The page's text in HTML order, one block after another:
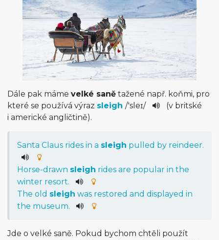
Dále pak máme velké saně tažené např. koňmi, pro
které se používá výraz sleigh /'sleɪ/
(v britské
i americké angličtině).
Santa Claus rides in a sleigh pulled by reindeer.
Horse-drawn sleigh rides are popular in the
winter resort.
The old sleigh was restored and displayed in
the museum.
Jde o velké saně. Pokud bychom chtěli použít